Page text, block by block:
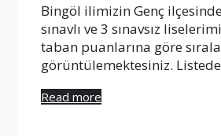
Bingöl ilimizin Genç
sınavlı ve 3 sınavsız
taban puanlarına göre
görüntülemektesiniz.
Read more